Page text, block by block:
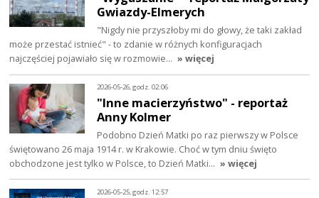
Gwiazdy-Elmerych
"Nigdy nie przyszłoby mi do głowy, że taki zakład
może przestać istnieć" - to zdanie w różnych konfiguracjach
najczęściej pojawiało się w rozmowie… » więcej
2026-05-26, godz. 02:06
"Inne macierzyństwo" - reportaż
Anny Kolmer
Podobno Dzień Matki po raz pierwszy w Polsce
świętowano 26 maja 1914 r. w Krakowie. Choć w tym dniu święto
obchodzone jest tylko w Polsce, to Dzień Matki… » więcej
2026-05-25, godz. 12:57